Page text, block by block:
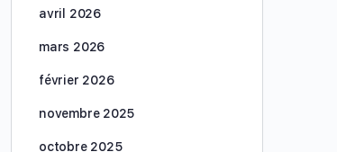
Sonde linéaire , Sonde convexe , Sonde Club de
Vous êtes déjà membre ?
mars 7, 2024
avril 2026
mars 2026
février 2026
novembre 2025
octobre 2025